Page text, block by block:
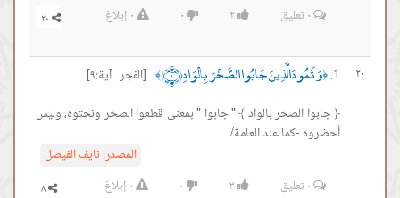
٠تعليق ٢ ٠ ٠ إبلاغ
٢٠ ﴿وَثَمُودَ الَّذِينَ جَابُوا الصَّخْرَ بِالْوَادِ ﴿٩﴾ ﴾
[الفجر آية:٩]
﴿ جابوا الصخر بالواد ﴾ " جابوا " بمعنى قطعوا الصخر ونحتوه، وليس
أحضروه -كما عند العامة/
المصدر:نايف الفيصل
٠تعليق ٣ ٠ ٠ إبلاغ